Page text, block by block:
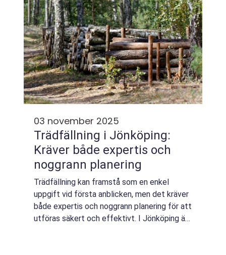
03 november 2025
Trädfällning i Jönköping:
Kräver både expertis och
noggrann planering
Trädfällning kan framstå som en enkel
uppgift vid första anblicken, men det kräver
både expertis och noggrann planering för att
utföras säkert och effektivt. I Jönköping är